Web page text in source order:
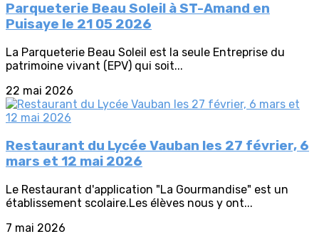
Parqueterie Beau Soleil à ST-Amand en
Puisaye le 21 05 2026
La Parqueterie Beau Soleil est la seule Entreprise du
patrimoine vivant (EPV) qui soit...
22 mai 2026
Restaurant du Lycée Vauban les 27 février, 6
mars et 12 mai 2026
Le Restaurant d'application "La Gourmandise" est un
établissement scolaire.Les élèves nous y ont...
7 mai 2026